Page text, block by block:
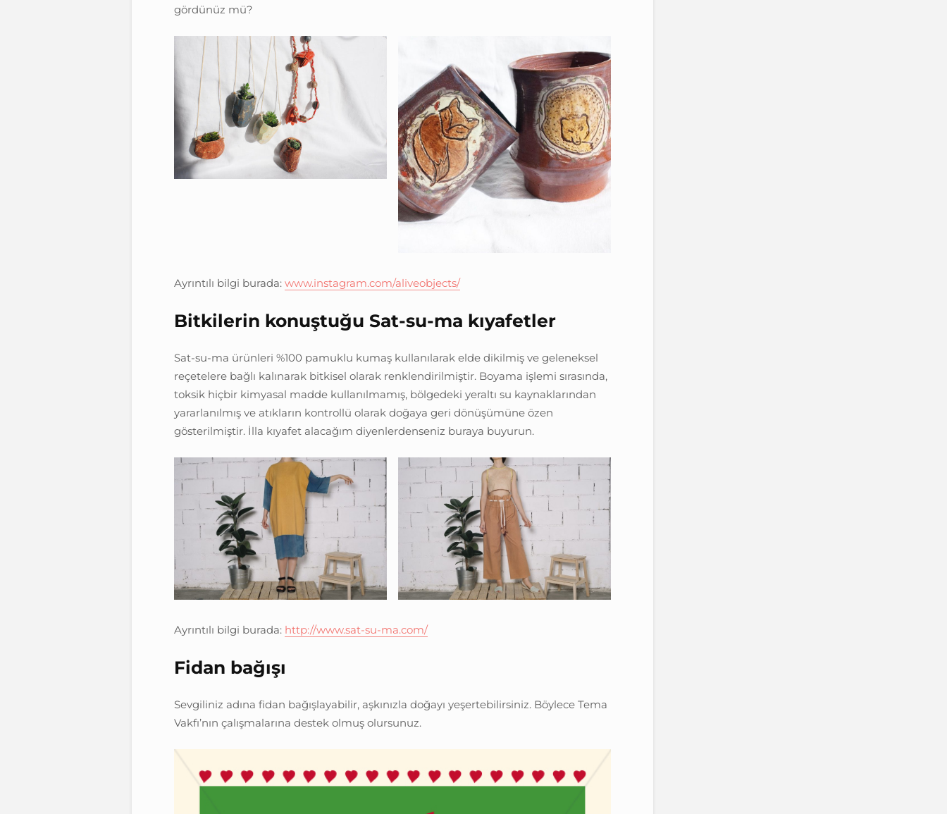
gördünüz mü?
Ayrıntılı bilgi burada: www.instagram.com/aliveobjects/
Bitkilerin konuştuğu Sat-su-ma kıyafetler
Sat-su-ma ürünleri %100 pamuklu kumaş kullanılarak elde dikilmiş ve geleneksel
reçetelere bağlı kalınarak bitkisel olarak renklendirilmiştir. Boyama işlemi sırasında,
toksik hiçbir kimyasal madde kullanılmamış, bölgedeki yeraltı su kaynaklarından
yararlanılmış ve atıkların kontrollü olarak doğaya geri dönüşümüne özen
gösterilmiştir. İlla kıyafet alacağım diyenlerdenseniz buraya buyurun.
Ayrıntılı bilgi burada: http://www.sat-su-ma.com/
Fidan bağışı
Sevgiliniz adına fidan bağışlayabilir, aşkınızla doğayı yeşertebilirsiniz. Böylece Tema
Vakfı’nın çalışmalarına destek olmuş olursunuz.